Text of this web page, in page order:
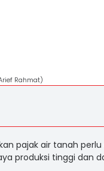
Rahmat)
pajak air tanah
produksi tinggi dan